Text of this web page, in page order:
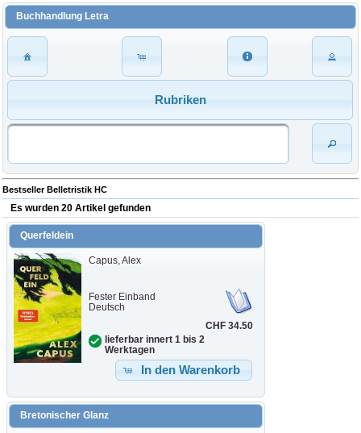
Buchhandlung Letra
Rubriken
Bestseller Belletristik HC
Es wurden 20 Artikel gefunden
Querfeldein
Capus, Alex
Fester Einband
Deutsch
CHF 34.50
lieferbar innert 1 bis 2
Werktagen
In den Warenkorb
Bretonischer Glanz